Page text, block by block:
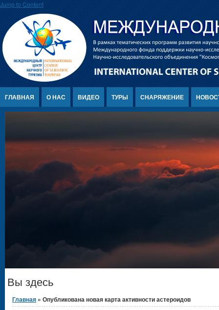
Jump to Content
ГЛАВНАЯ О НАС ВИДЕО ТУРЫ СНАРЯЖЕНИЕ
Вы здесь
Главная » Опубликована новая карта активности астероидов